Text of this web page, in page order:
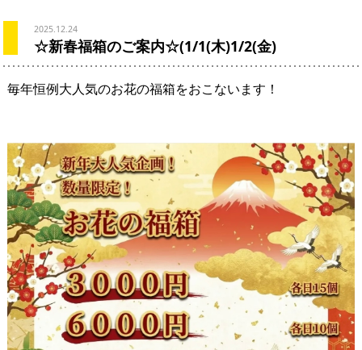
2025.12.24
☆新春福箱のご案内☆(1/1(木)1/2(金)
毎年恒例大人気のお花の福箱をおこないます！